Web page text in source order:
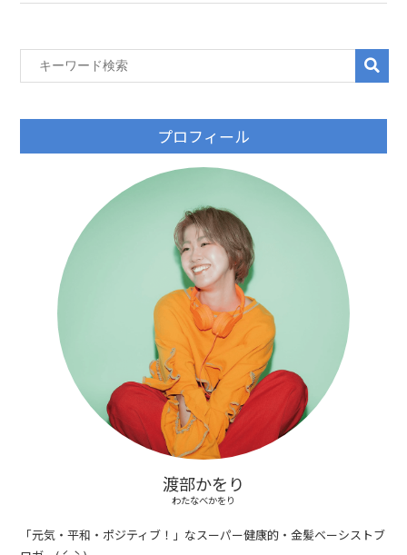
CONTACT
プロフィール
渡部かをり
わたなべかをり
「元気・平和・ポジティブ！」なスーパー健康的・金髪ベーシストブ